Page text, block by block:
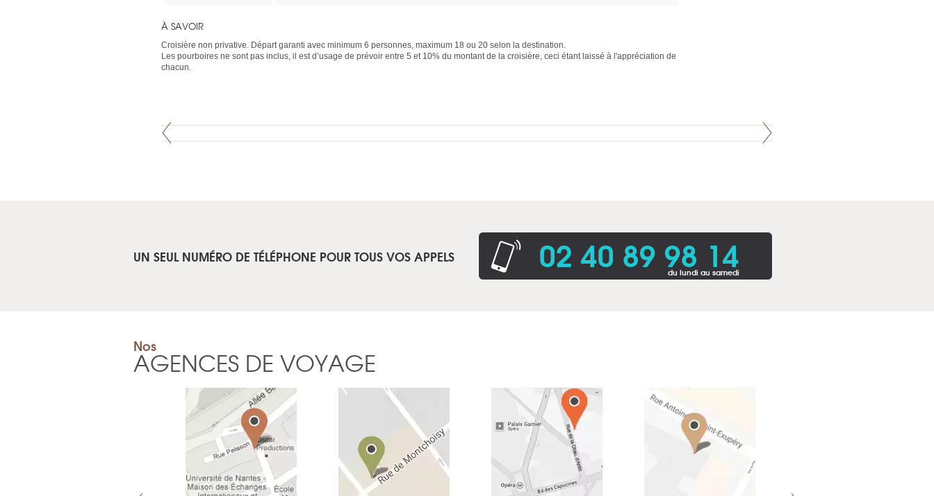
À SAVOIR
Croisière non privative. Départ garanti avec minimum 6 personnes, maximum 18 ou 20 selon la destination.
Les pourboires ne sont pas inclus, il est d’usage de prévoir entre 5 et 10% du montant de la croisière, ceci étant laissé à l'appréciation de
chacun.
UN SEUL NUMÉRO DE TÉLÉPHONE POUR TOUS VOS APPELS 02 40 89 98 14
du lundi au samedi
Nos
AGENCES DE VOYAGE